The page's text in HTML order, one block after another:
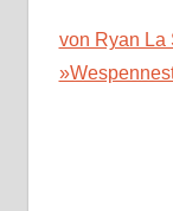
von Ryan La